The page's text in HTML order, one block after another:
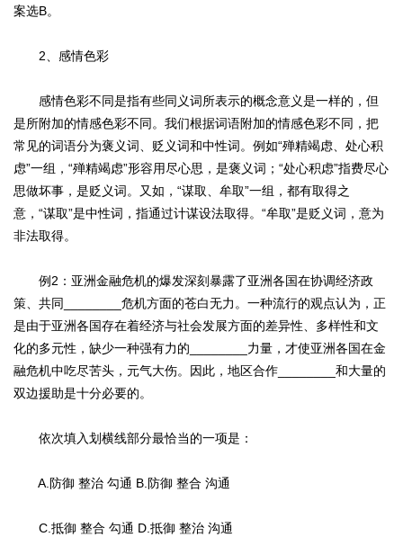
案选B。
2、感情色彩
感情色彩不同是指有些同义词所表示的概念意义是一样的，但
是所附加的情感色彩不同。我们根据词语附加的情感色彩不同，把
常见的词语分为褒义词、贬义词和中性词。例如“殚精竭虑、处心积
虑”一组，“殚精竭虑”形容用尽心思，是褒义词；“处心积虑”指费尽心
思做坏事，是贬义词。又如，“谋取、牟取”一组，都有取得之
意，“谋取”是中性词，指通过计谋设法取得。“牟取”是贬义词，意为
非法取得。
例2：亚洲金融危机的爆发深刻暴露了亚洲各国在协调经济政
策、共同________危机方面的苍白无力。一种流行的观点认为，正
是由于亚洲各国存在着经济与社会发展方面的差异性、多样性和文
化的多元性，缺少一种强有力的________力量，才使亚洲各国在金
融危机中吃尽苦头，元气大伤。因此，地区合作________和大量的
双边援助是十分必要的。
依次填入划横线部分最恰当的一项是：
A.防御 整治 勾通 B.防御 整合 沟通
C.抵御 整合 勾通 D.抵御 整治 沟通